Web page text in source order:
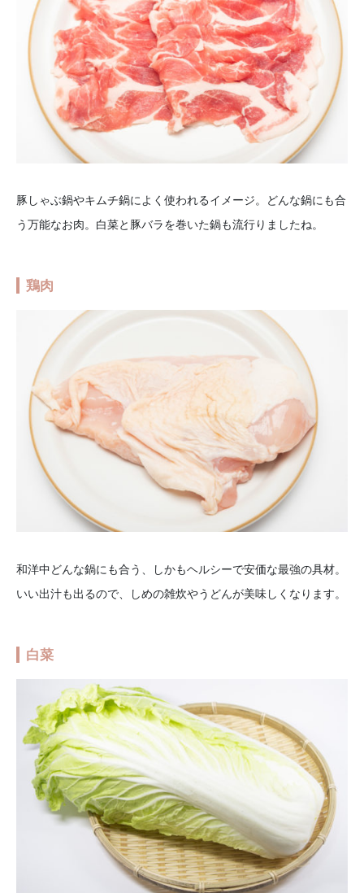
豚しゃぶ鍋やキムチ鍋によく使われるイメージ。どんな鍋にも合
う万能なお肉。白菜と豚バラを巻いた鍋も流行りましたね。
鶏肉
和洋中どんな鍋にも合う、しかもヘルシーで安価な最強の具材。
いい出汁も出るので、しめの雑炊やうどんが美味しくなります。
白菜